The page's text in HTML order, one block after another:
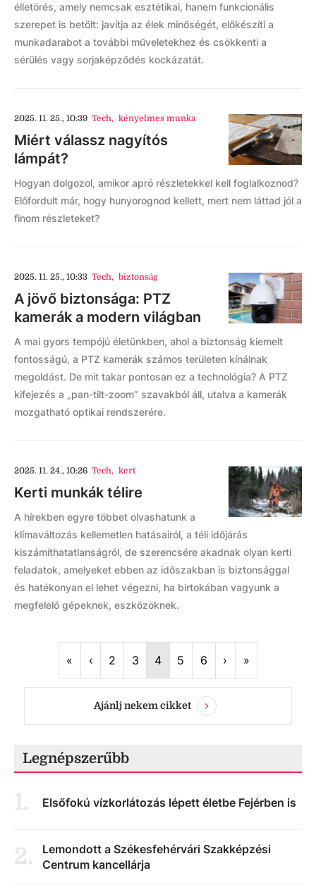
élletörés, amely nemcsak esztétikai, hanem funkcionális
szerepet is betölt: javítja az élek minőségét, előkészíti a
munkadarabot a további műveletekhez és csökkenti a
sérülés vagy sorjaképződés kockázatát.
2025. 11. 25., 10:39 Tech, kényelmes munka
Miért válassz nagyítós
lámpát?
Hogyan dolgozol, amikor apró részletekkel kell foglalkoznod?
Előfordult már, hogy hunyorognod kellett, mert nem láttad jól a
finom részleteket?
2025. 11. 25., 10:33 Tech, biztonság
A jövő biztonsága: PTZ
kamerák a modern világban
A mai gyors tempójú életünkben, ahol a biztonság kiemelt
fontosságú, a PTZ kamerák számos területen kínálnak
megoldást. De mit takar pontosan ez a technológia? A PTZ
kifejezés a „pan-tilt-zoom” szavakból áll, utalva a kamerák
mozgatható optikai rendszerére.
2025. 11. 24., 10:26 Tech, kert
Kerti munkák télire
A hírekben egyre többet olvashatunk a
klímaváltozás kellemetlen hatásairól, a téli időjárás
kiszámíthatatlanságról, de szerencsére akadnak olyan kerti
feladatok, amelyeket ebben az időszakban is biztonsággal
és hatékonyan el lehet végezni, ha birtokában vagyunk a
megfelelő gépeknek, eszközöknek.
« First‹Previous
2 3 4 5 6 › Next
»Last
Ajánlj nekem cikket
Legnépszerűbb
1. Elsőfokú vízkorlátozás lépett életbe Fejérben is
2.
Lemondott a Székesfehérvári Szakképzési
Centrum kancellárja